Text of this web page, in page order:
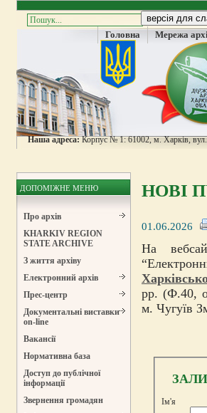
Головна Мережа
Наша адреса:Корпус № 1: 61002, м. Харків,
ДОПОМІЖНЕ МЕНЮ
Про архів
KHARKIV REGION
STATE ARCHIVE
З життя архіву
Електронний архів
Прес-центр
Документальні виставки
on-line
Вакансії
Нормативна база
Доступ до публічної
інформації
Звернення громадян
НОВІ
01.06.2026
На
рр. (Ф.40,
м. Чугуїв
Ім'я